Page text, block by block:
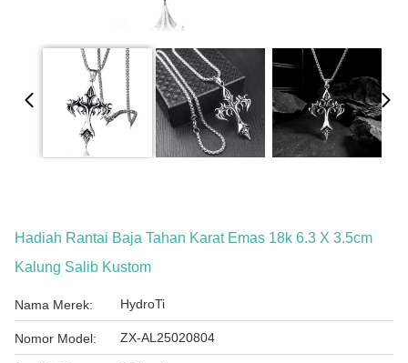
Hadiah Rantai Baja Tahan Karat Emas 18k 6.3 X 3.5cm
Kalung Salib Kustom
Nama Merek: HydroTi
Nomor Model: ZX-AL25020804